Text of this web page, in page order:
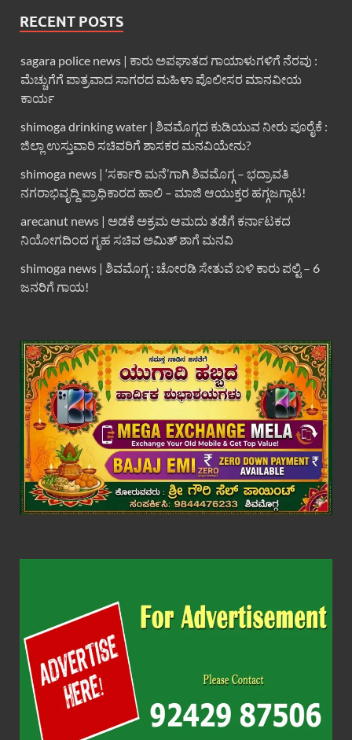
RECENT POSTS
sagara police news | ಕಾರು ಅಪಘಾತದ ಗಾಯಾಳುಗಳಿಗೆ ನೆರವು :
ಮೆಚ್ಚುಗೆಗೆ ಪಾತ್ರವಾದ ಸಾಗರದ ಮಹಿಳಾ ಪೊಲೀಸರ ಮಾನವೀಯ
ಕಾರ್ಯ
shimoga drinking water | ಶಿವಮೊಗ್ಗದ ಕುಡಿಯುವ ನೀರು ಪೂರೈಕೆ :
ಜಿಲ್ಲಾ ಉಸ್ತುವಾರಿ ಸಚಿವರಿಗೆ ಶಾಸಕರ ಮನವಿಯೇನು?
shimoga news | ‘ಸರ್ಕಾರಿ ಮನೆ’ಗಾಗಿ ಶಿವಮೊಗ್ಗ – ಭದ್ರಾವತಿ
ನಗರಾಭಿವೃದ್ದಿ ಪ್ರಾಧಿಕಾರದ ಹಾಲಿ – ಮಾಜಿ ಆಯುಕ್ತರ ಹಗ್ಗಜಗ್ಗಾಟ!
arecanut news | ಅಡಕೆ ಅಕ್ರಮ ಆಮದು ತಡೆಗೆ ಕರ್ನಾಟಕದ
ನಿಯೋಗದಿಂದ ಗೃಹ ಸಚಿವ ಅಮಿತ್ ಶಾಗೆ ಮನವಿ
shimoga news | ಶಿವಮೊಗ್ಗ : ಚೋರಡಿ ಸೇತುವೆ ಬಳಿ ಕಾರು ಪಲ್ಟಿ – 6
ಜನರಿಗೆ ಗಾಯ!